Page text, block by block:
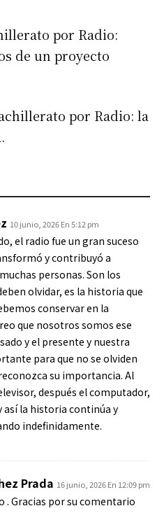
por Radio:
de un proyecto
por Radio: la
10 junio, 2026 En 5:12 pm
el radio fue un gran suceso
y contribuyó a
personas. Son los
olvidar, es la historia que
conservar en la
que nosotros somos ese
y el presente y nuestra
para que no se olviden
su importancia. Al
después el computador,
así la historia continúa y
indefinidamente.
Prada 16 junio, 2026 En 12:09 pm
. Gracias por su comentario